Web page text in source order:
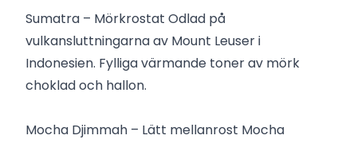
Sumatra – Mörkrostat Odlad på
vulkansluttningarna av Mount Leuser i
Indonesien. Fylliga värmande toner av mörk
choklad och hallon.
Mocha Djimmah – Lätt mellanrost Mocha